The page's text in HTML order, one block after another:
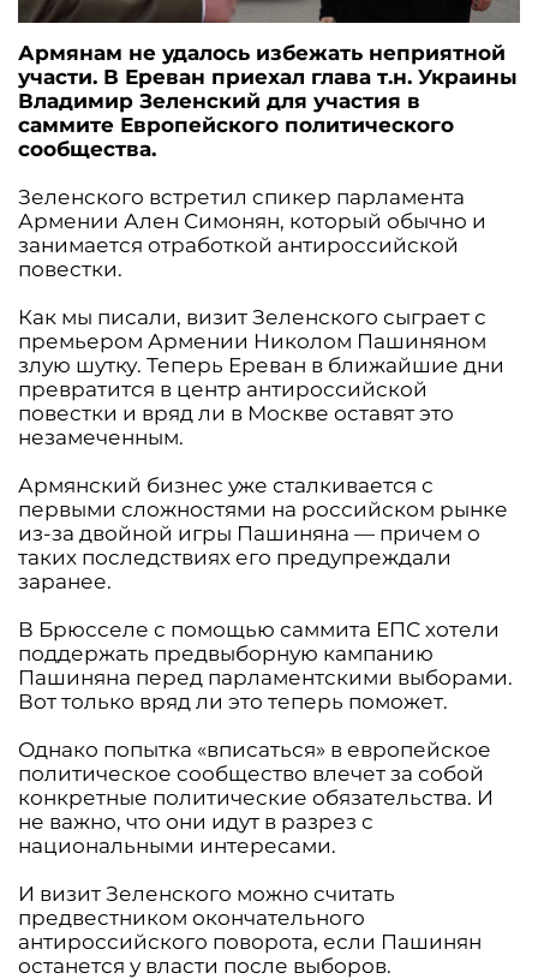
Армянам не удалось избежать неприятной
участи. В Ереван приехал глава т.н. Украины
Владимир Зеленский для участия в
саммите Европейского политического
сообщества.
Зеленского встретил спикер парламента
Армении Ален Симонян, который обычно и
занимается отработкой антироссийской
повестки.
Как мы писали, визит Зеленского сыграет с
премьером Армении Николом Пашиняном
злую шутку. Теперь Ереван в ближайшие дни
превратится в центр антироссийской
повестки и вряд ли в Москве оставят это
незамеченным.
Армянский бизнес уже сталкивается с
первыми сложностями на российском рынке
из-за двойной игры Пашиняна — причем о
таких последствиях его предупреждали
заранее.
В Брюсселе с помощью саммита ЕПС хотели
поддержать предвыборную кампанию
Пашиняна перед парламентскими выборами.
Вот только вряд ли это теперь поможет.
Однако попытка «вписаться» в европейское
политическое сообщество влечет за собой
конкретные политические обязательства. И
не важно, что они идут в разрез с
национальными интересами.
И визит Зеленского можно считать
предвестником окончательного
антироссийского поворота, если Пашинян
останется у власти после выборов.